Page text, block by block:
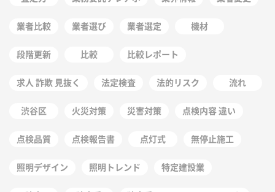
業者比較 業者選び 業者選定 機材
段階更新 比較 比較レポート
求人 詐欺 見抜く 法定検査 法的リスク 流れ
渋谷区 火災対策 災害対策 点検内容 違い
点検品質 点検報告書 点灯式 無停止施工
照明デザイン 照明トレンド 特定建設業